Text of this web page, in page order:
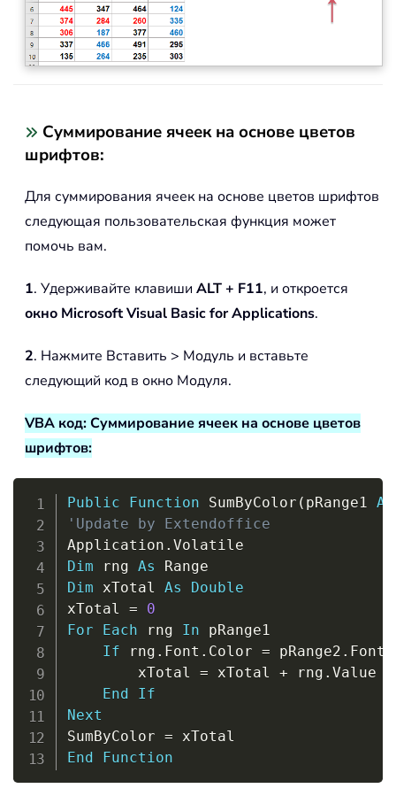
Суммирование ячеек на основе цветов
шрифтов:
Для суммирования ячеек на основе цветов шрифтов
следующая пользовательская функция может
помочь вам.
1. Удерживайте клавиши ALT + F11, и откроется
окно Microsoft Visual Basic for Applications.
2. Нажмите Вставить > Модуль и вставьте
следующий код в окно Модуля.
VBA код: Суммирование ячеек на основе цветов
шрифтов:
Public Function SumByColor ( pRange1 As
'Update by Extendoffice
Application .
Dim rng As
Dim xTotal As
Double
xTotal =
0
For
Each rng In pRange1
If rng . Font . Color = pRange2 . Font
        xTotal
= xTotal + rng . Value
End
If
Next
SumByColor =
End
Function
Copy